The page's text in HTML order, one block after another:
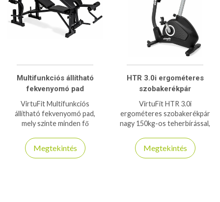
Multifunkciós állítható
fekvenyomó pad
VirtuFit Multifunkciós
állítható fekvenyomó pad,
mely szinte minden fő
lehetőséget, 220kg
teherbírás!
Megtekintés
HTR 3.0i ergométeres
szobakerékpár
VirtuFit HTR 3.0i
ergométeres szobakerékpár
nagy 150kg-os teherbírással,
kompatibilitással bír, otthoni
használatra ajánlott
Megtekintés